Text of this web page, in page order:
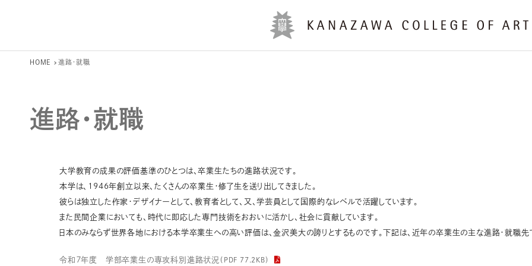
HOME 進路・就職
進路・就職
大学教育の成果の評価基準のひとつは、卒業生たちの進路状況です。
本学は、1946年創立以来、たくさんの卒業生・修了生を送り出してきました。
彼らは独立した作家・デザイナーとして、教育者として、又、学芸員として国際的なレベルで活躍しています。
また民間企業においても、時代に即応した専門技術をおおいに活かし、社会に貢献しています。
日本のみならず世界各地における本学卒業生への高い評価は、金沢美大の誇りとするものです。下記は、近年の卒業生の主な進路・就職先
令和７年度 学部卒業生の専攻科別進路状況 （PDF 77.2KB）